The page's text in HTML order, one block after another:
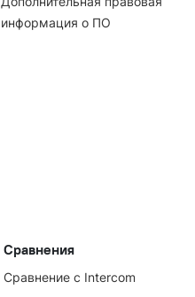
Сравнения
Сравнение с Intercom
информация о ПО